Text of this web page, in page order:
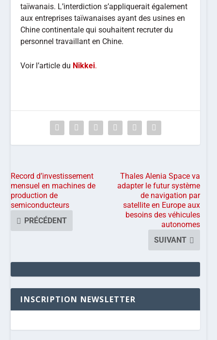
taïwanais. L’interdiction s’appliquerait également
aux entreprises taïwanaises ayant des usines en
Chine continentale qui souhaitent recruter du
personnel travaillant en Chine.
Voir l’article du Nikkei.
Record d’investissement
mensuel en machines de
production de
semiconducteurs
PRÉCÉDENT
Thales Alenia Space va
adapter le futur système
de navigation par
satellite en Europe aux
besoins des véhicules
autonomes
SUIVANT
INSCRIPTION NEWSLETTER